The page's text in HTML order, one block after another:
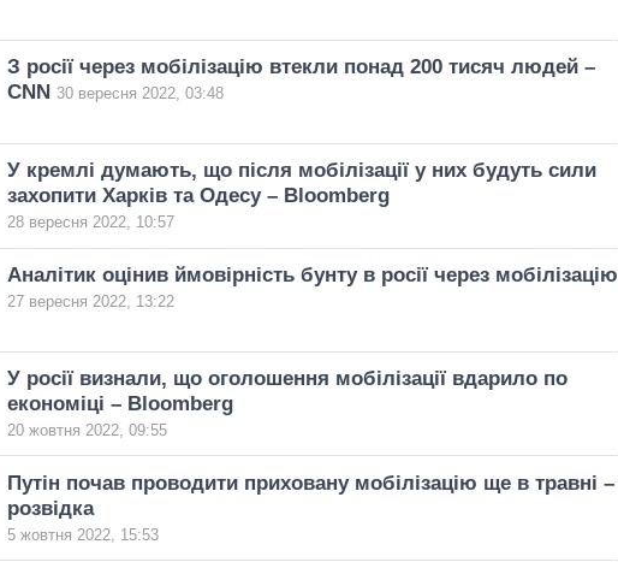
З росії через мобілізацію втекли понад 200 тисяч людей –
CNN 30 вересня 2022, 03:48
У кремлі думають, що після мобілізації у них будуть сили
захопити Харків та Одесу – Bloomberg
28 вересня 2022, 10:57
Аналітик оцінив ймовірність бунту в росії через мобілізацію
27 вересня 2022, 13:22
У росії визнали, що оголошення мобілізації вдарило по
економіці – Bloomberg
20 жовтня 2022, 09:55
Путін почав проводити приховану мобілізацію ще в травні –
розвідка
5 жовтня 2022, 15:53